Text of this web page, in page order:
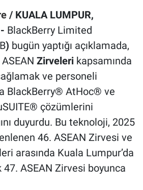
/ KUALA LUMPUR,
BlackBerry Limited
) bugün yaptığı açıklamada,
Zirvelerikapsamında
ve personeli
BlackBerry® AtHoc® ve
çözümlerini
duyurdu. Bu teknoloji, 2025
46. ASEAN Zirvesi ve
arasında Kuala Lumpur’da
ASEAN Zirvesi boyunca